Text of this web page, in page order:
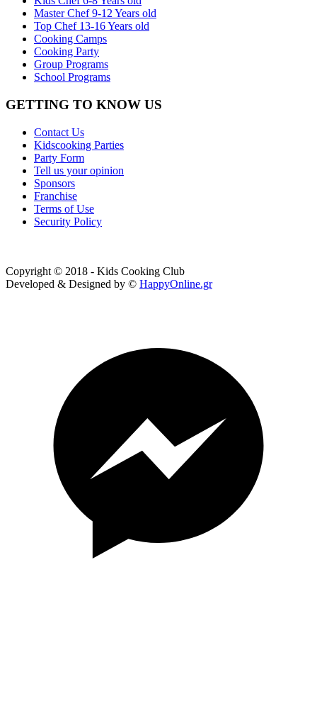
Master Chef 9-12 Years old
Top Chef 13-16 Years old
Cooking Camps
Cooking Party
Group Programs
School Programs
GETTING TO KNOW US
Contact Us
Kidscooking Parties
Party Form
Tell us your opinion
Sponsors
Franchise
Terms of Use
Security Policy
Copyright © 2018 - Kids Cooking Club
Developed & Designed by © HappyOnline.gr